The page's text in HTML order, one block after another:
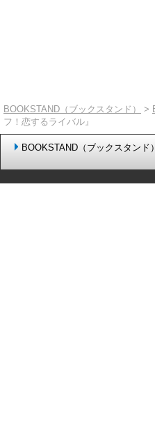
BOOKSTAND（ブックスタンド） >
フ！恋するライバル』
BOOKSTAND（ブックスタンド